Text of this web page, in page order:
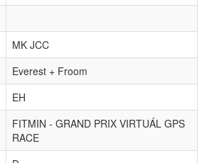
MK JCC
Everest + Froom
EH
FITMIN - GRAND PRIX VIRTUÁL GPS
RACE